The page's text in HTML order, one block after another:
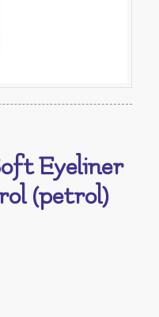
Eyeliner
(petrol)